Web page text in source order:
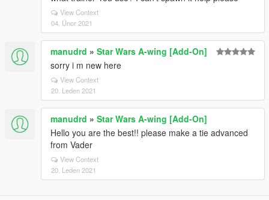
View Context
04. Únor 2021
manudrd » Star Wars A-wing [Add-On]
sorry i m new here
View Context
20. Leden 2021
manudrd » Star Wars A-wing [Add-On]
Hello you are the best!! please make a tie advanced
from Vader
View Context
20. Leden 2021